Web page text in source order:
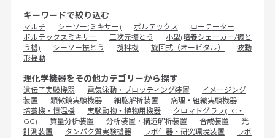
キーワードで絞り込む
マルチ シーソー(ミキサー) ボルテックス
ローテーター
ボルテックスミキサー
三次元振とう
小型(培養シェーカー/振と
う機)
シーソー振とう 撹拌機 旋回式（オービタル）
波動
形揺動
理化学機器をその他カテゴリーから探す
遺伝子実験機器 電気泳動・ブロッティング装置
イメージング
装置
顕微鏡実験機器 細胞解析装置
病理・組織実験機器
培養機・恒温機
実験動物・植物用機器
クロマトグラフ(LC・
GC)
質量分析装置 分析装置・構造解析装置 合成装置
光
計測装置
タンパク質実験機器 ラボ什器・研究環境装置
ラボ